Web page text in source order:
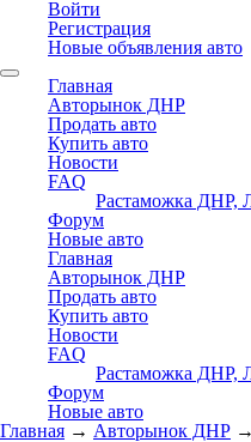
Войти
Регистрация
Новые объявления авто
Главная
Авторынок ДНР
Продать авто
Купить авто
Новости
FAQ
Растаможка ДНР,
Форум
Новые авто
Главная
Авторынок ДНР
Продать авто
Купить авто
Новости
FAQ
Растаможка ДНР,
Форум
Новые авто
Главная → Авторынок ДНР →